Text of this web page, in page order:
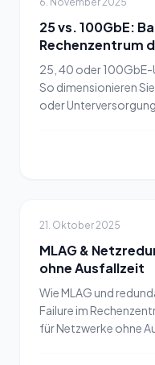
25 vs. 100GbE:
Rechenzentrum
25, 40 oder 100GbE-
So dimensionieren
oder Unterversorgung.
21. Oktober 2025
MLAG &
ohne Ausfallzeit
Wie MLAG und
Failure im
für Netzwerke ohne